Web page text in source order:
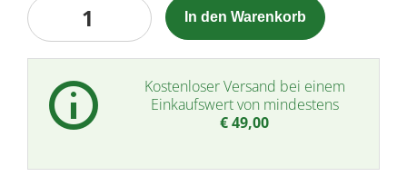
Dopper
Original
Menge
In den Warenkorb
Kostenloser Versand bei einem
Einkaufswert von mindestens
€49,00